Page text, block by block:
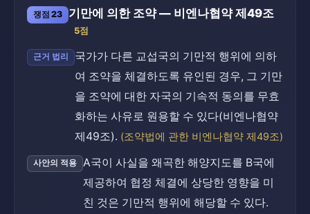
쟁점 23 기만에 의한 조약 — 비엔나협약 제49조
5점
근거 법리
국가가 다른 교섭국의 기만적 행위에 의하
여 조약을 체결하도록 유인된 경우, 그 기만
을 조약에 대한 자국의 기속적 동의를 무효
화하는 사유로 원용할 수 있다(비엔나협약
제49조). (조약법에 관한 비엔나협약 제49조)
사안의 적용
A국이 사실을 왜곡한 해양지도를 B국에
제공하여 협정 체결에 상당한 영향을 미
친 것은 기만적 행위에 해당할 수 있다.